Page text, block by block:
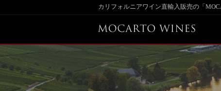
カリフォルニアワイン直輸入販売の「